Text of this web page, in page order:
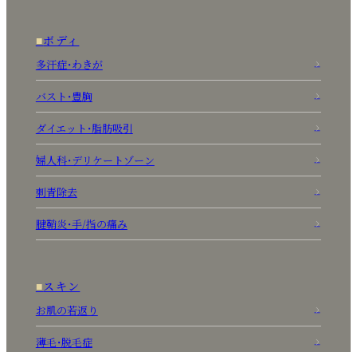
ボディ
多汗症・わきが
バスト・豊胸
ダイエット・脂肪吸引
婦人科・デリケートゾーン
刺青除去
腱鞘炎・手/指の痛み
スキン
お肌の若返り
薄毛・脱毛症